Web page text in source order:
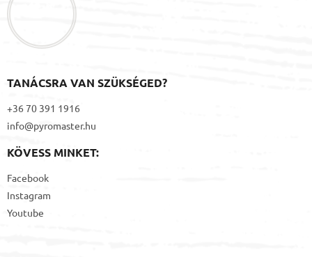
TANÁCSRA VAN SZÜKSÉGED?
+36 70 391 1916
info@pyromaster.hu
KÖVESS MINKET:
Facebook
Instagram
Youtube